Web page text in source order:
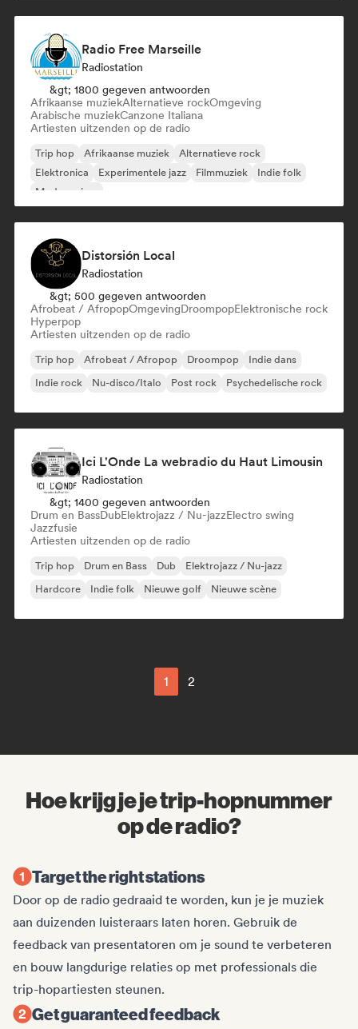
Radio Free Marseille
Radiostation
&gt; 1800 gegeven antwoorden
Afrikaanse muziekAlternatieve rockOmgeving
Arabische muziekCanzone Italiana
Artiesten uitzenden op de radio
Trip hop Afrikaanse muziek
Alternatieve rock
Elektronica
Experimentele jazz Filmmuziek
Indie folk
Moderne jazz
Distorsión Local
Radiostation
&gt; 500 gegeven antwoorden
Afrobeat / AfropopOmgevingDroompopElektronische rock
Hyperpop
Artiesten uitzenden op de radio
Trip hop Afrobeat / Afropop Droompop
Indie dans
Indie rock
Nu-disco/Italo Post rock Psychedelische rock
Ici L'Onde La webradio du Haut Limousin
Radiostation
&gt; 1400 gegeven antwoorden
Drum en BassDubElektrojazz / Nu-jazzElectro swing
Jazzfusie
Artiesten uitzenden op de radio
Trip hop Drum en Bass Dub
Elektrojazz / Nu-jazz
Hardcore
Indie folk Nieuwe golf Nieuwe scène
1 2
Hoe krijg je je trip-hopnummer
op de radio?
Target the right stations
Door op de radio gedraaid te worden, kun je je muziek
aan duizenden luisteraars laten horen. Gebruik de
feedback van presentatoren om je sound te verbeteren
en bouw langdurige relaties op met professionals die
trip-hopartiesten steunen.
Get guaranteed feedback